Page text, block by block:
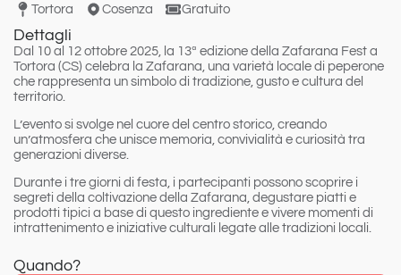
Tortora Cosenza Gratuito
Dettagli
Dal 10 al 12 ottobre 2025, la 13ª edizione della Zafarana Fest a
Tortora (CS) celebra la Zafarana, una varietà locale di peperone
che rappresenta un simbolo di tradizione, gusto e cultura del
territorio.
L’evento si svolge nel cuore del centro storico, creando
un’atmosfera che unisce memoria, convivialità e curiosità tra
generazioni diverse.
Durante i tre giorni di festa, i partecipanti possono scoprire i
segreti della coltivazione della Zafarana, degustare piatti e
prodotti tipici a base di questo ingrediente e vivere momenti di
intrattenimento e iniziative culturali legate alle tradizioni locali.
Quando?